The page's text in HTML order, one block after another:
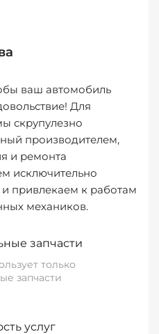
ваш автомобиль
Для
скрупулезно
производителем,
и ремонта
исключительно
привлекаем к работам
механиков.
запчасти
только
запчасти
услуг